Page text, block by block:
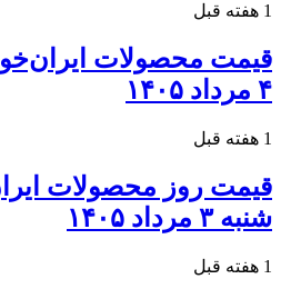
1 هفته قبل
قیمت محصولات
۴ مرداد ۱۴۰۵
1 هفته قبل
قیمت روز محصولات
شنبه ۳ مرداد ۱۴۰۵
1 هفته قبل